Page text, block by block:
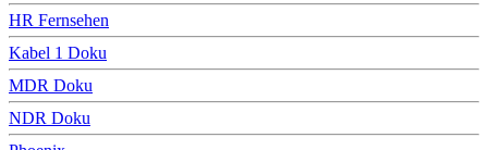
HR Fernsehen
Kabel 1 Doku
MDR Doku
NDR Doku